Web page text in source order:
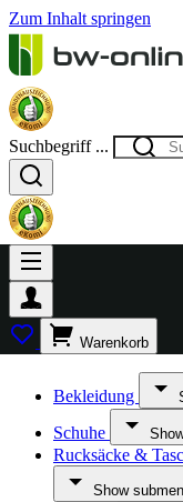
Zum Inhalt springen
Suchbegriff ...
Warenkorb
Bekleidung
Schuhe
Rucksäcke &
Show